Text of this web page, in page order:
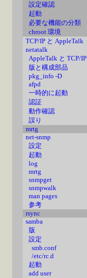
設定確認
起動
必要な機能の分類
chroot 環境
TCP/IP と AppleTalk
netatalk
AppleTalk と TCP/IP
版と構成部品
pkg_info -D
afpd
一時的に起動
認証
動作確認
誤り
mrtg
net-snmp
設定
起動
log
mrtg
snmpget
snmpwalk
man pages
参考
rsync
samba
版
設定
smb.conf
/etc/rc.d
起動
add user